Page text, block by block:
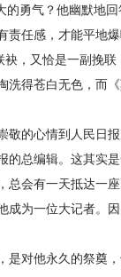
勇气？他幽默地回
责任感，才能平地
袂，又恰是一副挽
得苍白无色，而
的心情到人民日报
总编辑。这其实
会有一天抵达一
为一位大记者。
对他永久的祭奠，